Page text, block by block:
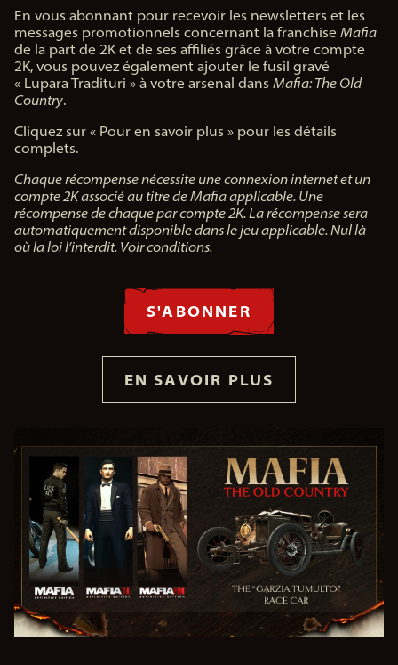
En vous abonnant pour recevoir les newsletters et les
messages promotionnels concernant la franchise Mafia
de la part de 2K et de ses affiliés grâce à votre compte
2K, vous pouvez également ajouter le fusil gravé
« Lupara Tradituri » à votre arsenal dans Mafia: The Old
Country.
Cliquez sur « Pour en savoir plus » pour les détails
complets.
Chaque récompense nécessite une connexion internet et un
compte 2K associé au titre de Mafia applicable. Une
récompense de chaque par compte 2K. La récompense sera
automatiquement disponible dans le jeu applicable. Nul là
où la loi l’interdit. Voir conditions.
S'ABONNER
EN SAVOIR PLUS